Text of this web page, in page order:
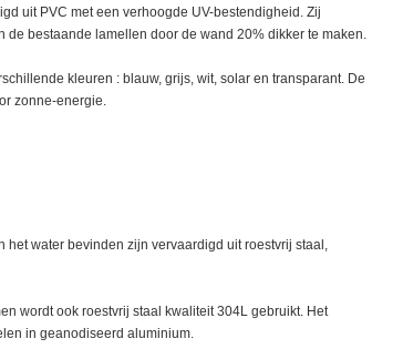
uit PVC met een verhoogde UV-bestendigheid. Zij
de bestaande lamellen door de wand 20% dikker te maken.
kleuren : blauw, grijs, wit, solar en transparant. De
zonne-energie.
water bevinden zijn vervaardigd uit roestvrij staal,
wordt ook roestvrij staal kwaliteit 304L gebruikt. Het
in geanodiseerd aluminium.